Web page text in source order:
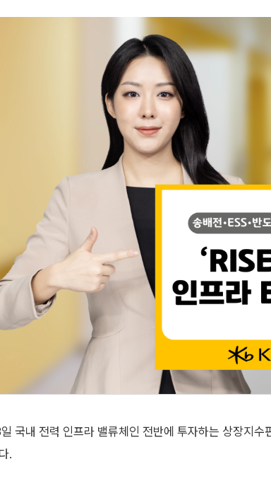
국내 전력 인프라 밸류체인 전반에 투자하는 상장지수
.